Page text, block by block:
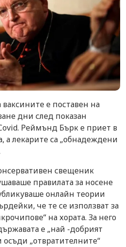
е поставен на
дни след показан
Реймънд Бърк е приет в
а лекарите са „обнадеждени
свещеник
правилата за носене
онлайн теории
че те се използват за
на хората. За него
е „най -добрият
„отвратителните“